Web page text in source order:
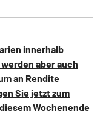
innerhalb
aber auch
an Rendite
Sie jetzt zum
Wochenende